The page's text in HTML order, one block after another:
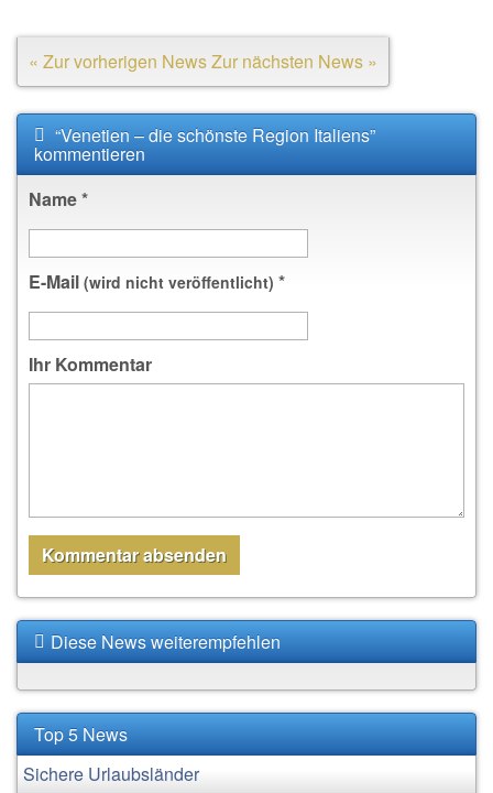
« Zur vorherigen NewsZur nächsten News »
“Venetien – die schönste Region Italiens”
kommentieren
Name*
E-Mail (wird nicht veröffentlicht) *
Ihr Kommentar
Diese News weiterempfehlen
Top 5 News
Sichere Urlaubsländer